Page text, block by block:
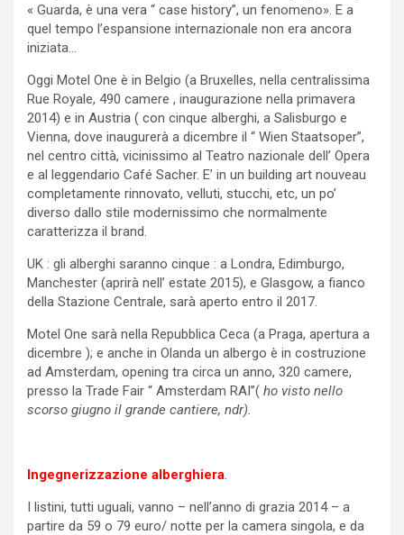
« Guarda, è una vera “ case history”, un fenomeno». E a
quel tempo l’espansione internazionale non era ancora
iniziata…
Oggi Motel One è in Belgio (a Bruxelles, nella centralissima
Rue Royale, 490 camere , inaugurazione nella primavera
2014) e in Austria ( con cinque alberghi, a Salisburgo e
Vienna, dove inaugurerà a dicembre il “ Wien Staatsoper”,
nel centro città, vicinissimo al Teatro nazionale dell’ Opera
e al leggendario Café Sacher. E’ in un building art nouveau
completamente rinnovato, velluti, stucchi, etc, un po’
diverso dallo stile modernissimo che normalmente
caratterizza il brand.
UK : gli alberghi saranno cinque : a Londra, Edimburgo,
Manchester (aprirà nell’ estate 2015), e Glasgow, a fianco
della Stazione Centrale, sarà aperto entro il 2017.
Motel One sarà nella Repubblica Ceca (a Praga, apertura a
dicembre ); e anche in Olanda un albergo è in costruzione
ad Amsterdam, opening tra circa un anno, 320 camere,
presso la Trade Fair “ Amsterdam RAI”( ho visto nello
scorso giugno il grande cantiere, ndr).
Ingegnerizzazione alberghiera.
I listini, tutti uguali, vanno – nell’anno di grazia 2014 – a
partire da 59 o 79 euro/ notte per la camera singola, e da